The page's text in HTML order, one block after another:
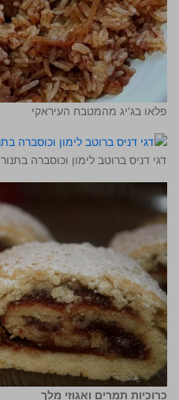
פלאו בג'יג מהמטבח העיראקי
דגי דניס ברוטב לימון וכוסברה בתנור
כרוכיות תמרים ואגוזי מלך